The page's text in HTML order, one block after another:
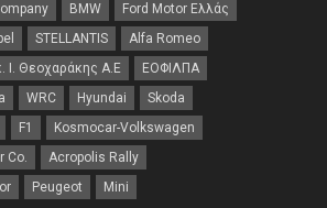
BMW
Ford Motor Ελλάς
STELLANTIS
Alfa Romeo
Ι. Θεοχαράκης Α.Ε
ΕΟΦΙΛΠΑ
WRC Hyundai
Skoda
F1
Kosmocar-Volkswagen
Co.
Acropolis Rally
Peugeot Mini